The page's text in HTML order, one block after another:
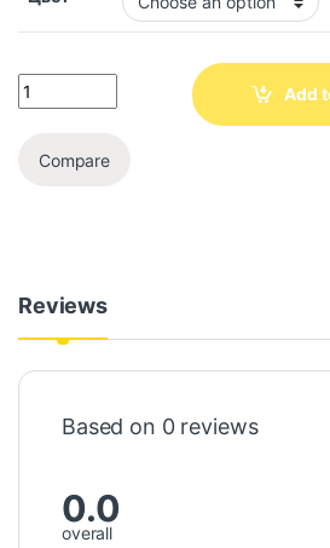
Add
Compare
Reviews
Based on 0 reviews
0.0
overall